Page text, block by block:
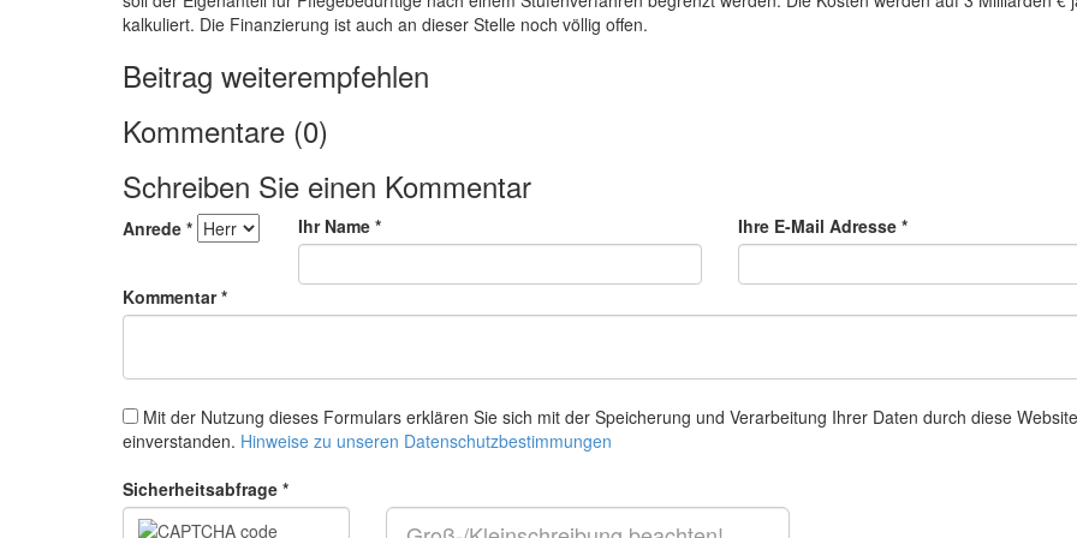
kalkuliert. Die Finanzierung ist auch an dieser Stelle noch völlig offen.
Beitrag weiterempfehlen
Kommentare (0)
Schreiben Sie einen Kommentar
Anrede * Ihr Name * Ihre E-Mail Adresse *
Kommentar *
Mit der Nutzung dieses Formulars erklären Sie sich mit der Speicherung und Verarbeitung Ihrer Daten durch diese Website
einverstanden. Hinweise zu unseren Datenschutzbestimmungen
Sicherheitsabfrage *